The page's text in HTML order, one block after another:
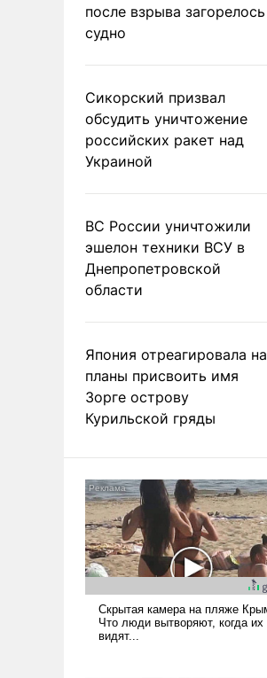
после взрыва загорелось
судно
Сикорский призвал
обсудить уничтожение
российских ракет над
Украиной
ВС России уничтожили
эшелон техники ВСУ в
Днепропетровской
области
Япония отреагировала на
планы присвоить имя
Зорге острову
Курильской гряды